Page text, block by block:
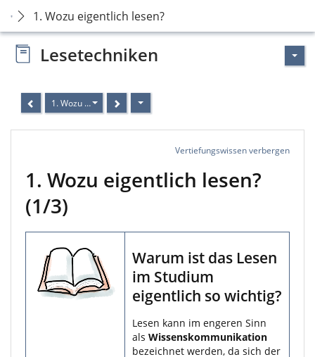
1. Wozu eigentlich lesen?
Lesetechniken
1. Wozu eigentlich lesen? (1/3)
Vertiefungswissen verbergen
1. Wozu eigentlich lesen?
(1/3)
Warum ist das Lesen
im Studium
eigentlich so wichtig?
Lesen kann im engeren Sinn
als Wissenskommunikation
bezeichnet werden, da sich der